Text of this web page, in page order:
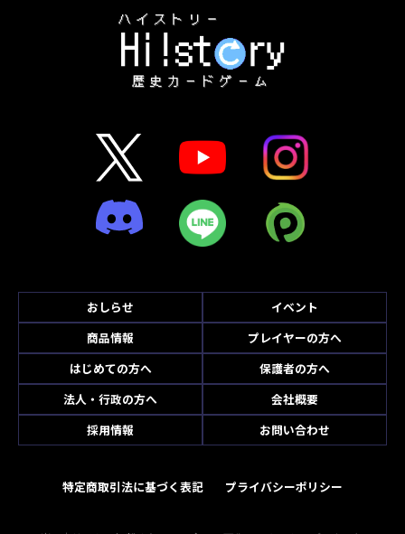
おしらせ
イベント
商品情報
プレイヤーの方へ
はじめての方へ
保護者の方へ
法人・行政の方へ
会社概要
採用情報
お問い合わせ
特定商取引法に基づく表記 プライバシーポリシー